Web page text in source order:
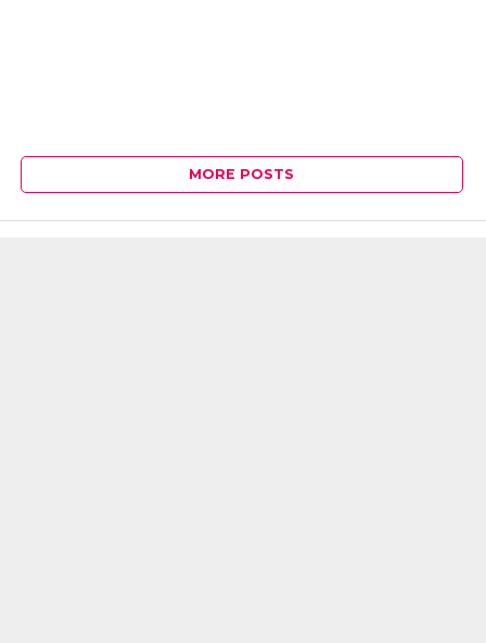
MORE POSTS